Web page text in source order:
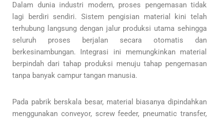
Dalam dunia industri modern, proses pengemasan tidak
lagi berdiri sendiri. Sistem pengisian material kini telah
terhubung langsung dengan jalur produksi utama sehingga
seluruh proses berjalan secara otomatis dan
berkesinambungan. Integrasi ini memungkinkan material
berpindah dari tahap produksi menuju tahap pengemasan
tanpa banyak campur tangan manusia.
Pada pabrik berskala besar, material biasanya dipindahkan
menggunakan conveyor, screw feeder, pneumatic transfer,